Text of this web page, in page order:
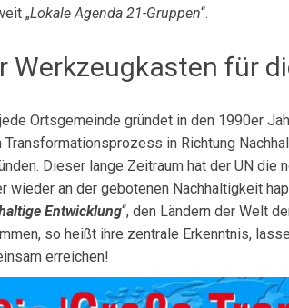
„Lokale Agenda 21-Gruppen“.
Werkzeugkasten für
Ortsgemeinde gründet in den 1990er
Transformati­onsprozess in Richtung
Dieser lange Zeitraum hat der UN die
wieder an der gebotenen Nachhaltigkeit
Entwicklung“, den Ländern der Welt
so heißt ihre zentrale Erkenntnis,
erreichen!